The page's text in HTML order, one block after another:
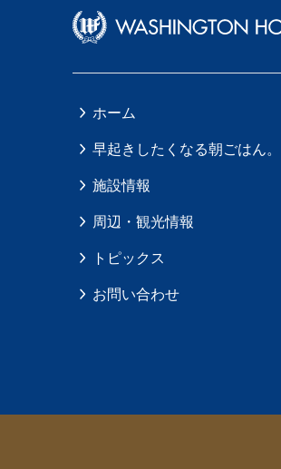
ホーム
早起きしたくなる朝ごはん。
施設情報
周辺・観光情報
トピックス
お問い合わせ